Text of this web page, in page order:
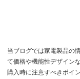
当ブログでは家電製品の
て価格や機能性デザイン
購入時に注意すべきポイ